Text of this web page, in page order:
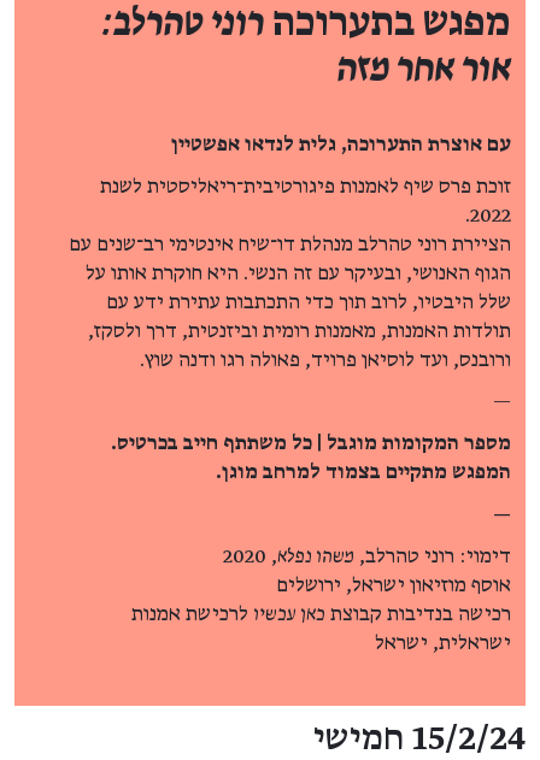
מפגש בתערוכה רוני טהרלב:
אור אחר מזה
עם אוצרת התערוכה, גלית לנדאו אפשטיין
זוכת פרס שיף לאמנות פיגורטיבית־ריאליסטית לשנת
2022.
הציירת רוני טהרלב מנהלת דו־שיח אינטימי רב־שנים עם
הגוף האנושי, ובעיקר עם זה הנשי. היא חוקרת אותו על
שלל היבטיו, לרוב תוך כדי התכתבות עתירת ידע עם
תולדות האמנות, מאמנות רומית וביזנטית, דרך ולסקז,
ורובנס, ועד לוסיאן פרויד, פאולה רגו ודנה שוץ.
—
מספר המקומות מוגבל | כל משתתף חייב בכרטיס.
המפגש מתקיים בצמוד למרחב מוגן.
—
דימוי: רוני טהרלב, משהו נפלא, 2020
אוסף מוזיאון ישראל, ירושלים
רכישה בנדיבות קבוצת כאן עכשיו לרכישת אמנות
ישראלית, ישראל
פרטי האירוע
15/2/24 חמישי